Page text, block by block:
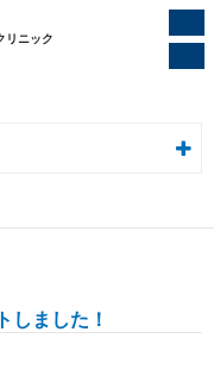
リニック
しました！